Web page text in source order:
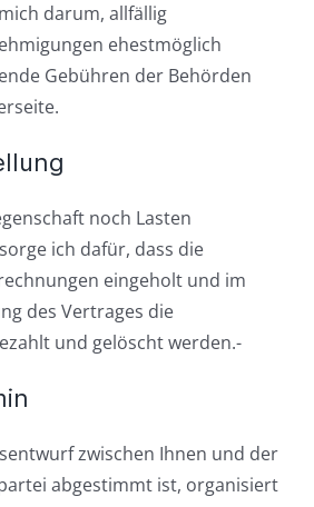
darum, allfällig
ehestmöglich
Gebühren der Behörden
noch Lasten
ich dafür, dass die
eingeholt und im
des Vertrages die
und gelöscht werden.-
zwischen Ihnen und der
abgestimmt ist, organisiert